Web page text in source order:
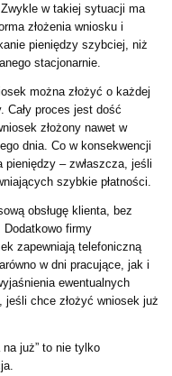
w takiej sytuacji ma
złożenia wniosku i
pieniędzy szybciej, niż
stacjonarnie.
można złożyć o każdej
Cały proces jest dość
złożony nawet w
dnia. Co w konsekwencji
– zwłaszcza, jeśli
szybkie płatności.
obsługę klienta, bez
Dodatkowo firmy
zapewniają telefoniczną
w dni pracujące, jak i
ewentualnych
jeśli chce złożyć wniosek już
już” to nie tylko